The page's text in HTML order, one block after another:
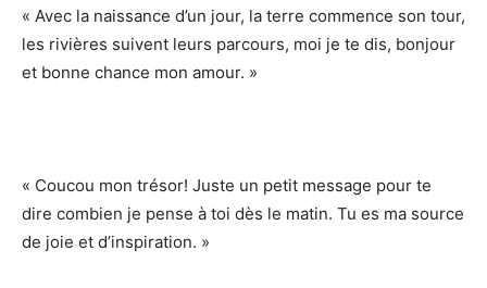
« Avec la naissance d’un jour, la terre commence son tour,
les rivières suivent leurs parcours, moi je te dis, bonjour
et bonne chance mon amour. »
« Coucou mon trésor! Juste un petit message pour te
dire combien je pense à toi dès le matin. Tu es ma source
de joie et d’inspiration. »